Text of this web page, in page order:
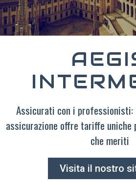
Assicurati con i
assicurazione offre tariffe uniche
che meriti
Visita il nostro